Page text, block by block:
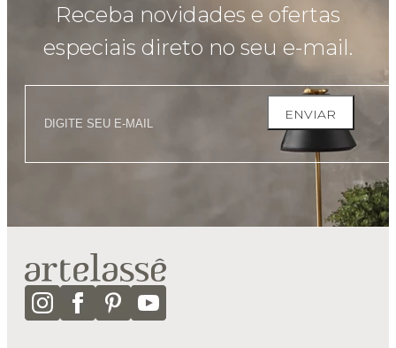
Receba novidades e ofertas
especiais direto no seu e-mail.
ENVIAR